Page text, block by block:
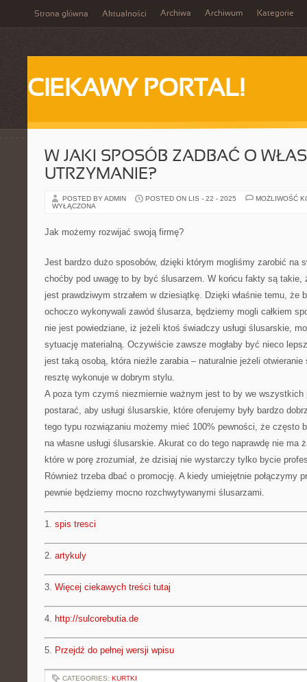
Strona główna Aktualności Archiwa Archiwum Kategorie
CIEKAWY PORTAL!
W JAKI SPOSÓB ZADBAĆ O
UTRZYMANIE?
POSTED BY ADMIN POSTED ON LIS - 22 - 2025
MOŻLIWOŚĆ
WYŁĄCZONA
Jak możemy rozwijać swoją firmę?
Jest bardzo dużo sposobów, dzięki którym mogliśmy zarobić na
choćby pod uwagę to by być ślusarzem. W końcu fakty są takie,
jest prawdziwym strzałem w dziesiątkę. Dzięki właśnie temu, że
ochoczo wykonywali zawód ślusarza, będziemy mogli całkiem
nie jest powiedziane, iż jeżeli ktoś świadczy usługi ślusarskie,
sytuację materialną. Oczywiście zawsze mogłaby być nieco
jest taką osobą, która nieźle zarabia – naturalnie jeżeli otwieranie
resztę wykonuje w dobrym stylu.
A poza tym czymś niezmiernie ważnym jest to by we wszystkich
postarać, aby usługi ślusarskie, które oferujemy były bardzo
tego typu rozwiązaniu możemy mieć 100% pewności, że często
na własne usługi ślusarskie. Akurat co do tego naprawdę nie
które w porę zrozumiał, że dzisiaj nie wystarczy tylko bycie
Również trzeba dbać o promocję. A kiedy umiejętnie połączymy
pewnie będziemy mocno rozchwytywanymi ślusarzami.
1. spis tresci
2. artykuly
3. Więcej ciekawych treści tutaj
4. http://sulcorebutia.de
5. Przejdź do pełnej wersji wpisu
CATEGORIES: KURTKI